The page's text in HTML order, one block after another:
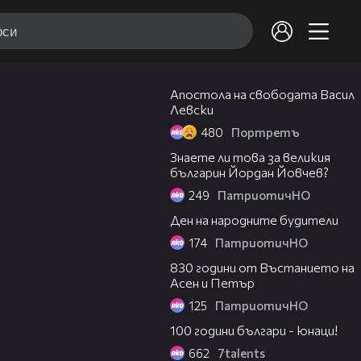
Апостола на свободата Васил
Левски
480 Портретъ
Знаете ли това за великия
българин Йордан Йовчев?
249 ПатриотичНО
Ден на народните будители
174 ПатриотичНО
830 години от Въстанието на
Асен и Петър
125 ПатриотичНО
100 години българи - юнаци!
662 7talents